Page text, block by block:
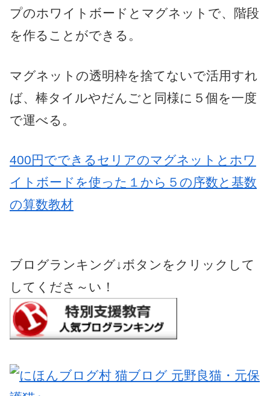
プのホワイトボードとマグネットで、階段
を作ることができる。
マグネットの透明枠を捨てないで活用すれ
ば、棒タイルやだんごと同様に５個を一度
で運べる。
400円でできるセリアのマグネットとホワ
イトボードを使った１から５の序数と基数
の算数教材
ブログランキング↓ボタンをクリックして
してくださ～い！